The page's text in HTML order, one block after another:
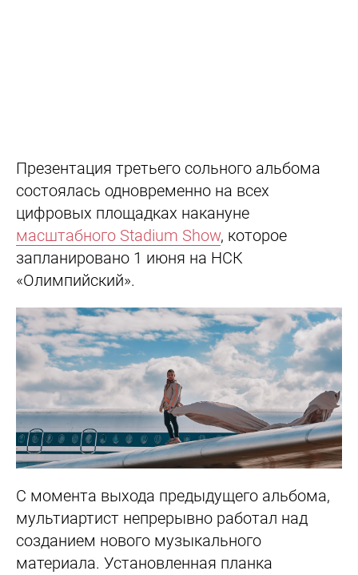
Презентация третьего сольного альбома
состоялась одновременно на всех
цифровых площадках накануне
масштабного Stadium Show, которое
запланировано 1 июня на НСК
«Олимпийский».
С момента выхода предыдущего альбома,
мультиартист непрерывно работал над
созданием нового музыкального
материала. Установленная планка